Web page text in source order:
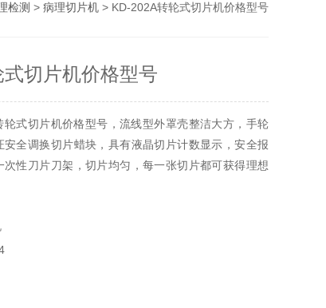
检测 > 病理切片机 > KD-202A转轮式切片机价格型号
切片机价格型号
轮式切片机价格型号，流线型外罩壳整洁大方，手轮
全调换切片蜡块，具有液晶切片计数显示，安全报
性刀片刀架，切片均匀，每一张切片都可获得理想